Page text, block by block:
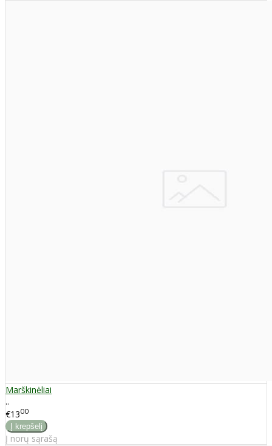
Marškinėliai
..
€1300
Į norų sąrašą